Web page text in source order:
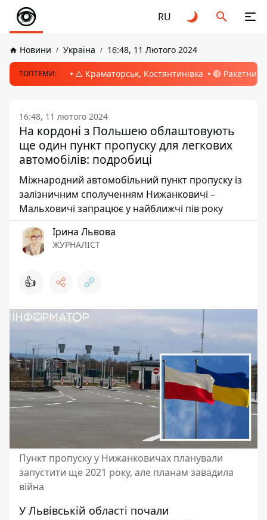
RU
Новини Україна 16:48, 11 Лютого 2024
ТОПТЕМИ: ⚠️ Краматорськ, Костянтинівка 🔴 Ракетний
16:48, 11 лютого 2024
На кордоні з Польшею облаштовують
ще один пункт пропуску для легкових
автомобілів: подробиці
Міжнародний автомобільний пункт пропуску із
залізничним сполученням Нижанковичі –
Мальховичі запрацює у найближчі пів року
Ірина Львова
ЖУРНАЛІСТ
👍
Пункт пропуску у Нижанковичах планували
запустити ще 2021 року, але планам завадила
війна
У Львівській області почали